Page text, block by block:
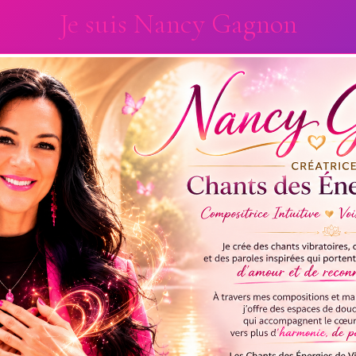
Je suis Nancy Gagnon